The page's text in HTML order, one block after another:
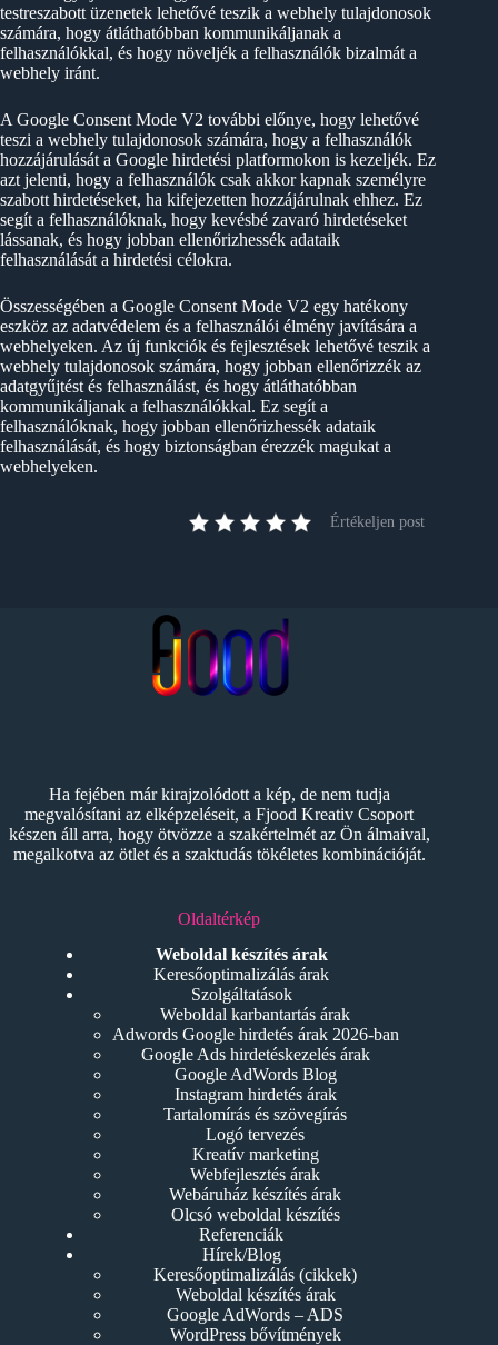
testreszabott üzenetek lehetővé teszik a webhely tulajdonosok
számára, hogy átláthatóbban kommunikáljanak a
felhasználókkal, és hogy növeljék a felhasználók bizalmát a
webhely iránt.
A Google Consent Mode V2 további előnye, hogy lehetővé
teszi a webhely tulajdonosok számára, hogy a felhasználók
hozzájárulását a Google hirdetési platformokon is kezeljék. Ez
azt jelenti, hogy a felhasználók csak akkor kapnak személyre
szabott hirdetéseket, ha kifejezetten hozzájárulnak ehhez. Ez
segít a felhasználóknak, hogy kevésbé zavaró hirdetéseket
lássanak, és hogy jobban ellenőrizhessék adataik
felhasználását a hirdetési célokra.
Összességében a Google Consent Mode V2 egy hatékony
eszköz az adatvédelem és a felhasználói élmény javítására a
webhelyeken. Az új funkciók és fejlesztések lehetővé teszik a
webhely tulajdonosok számára, hogy jobban ellenőrizzék az
adatgyűjtést és felhasználást, és hogy átláthatóbban
kommunikáljanak a felhasználókkal. Ez segít a
felhasználóknak, hogy jobban ellenőrizhessék adataik
felhasználását, és hogy biztonságban érezzék magukat a
webhelyeken.
Értékeljen post
Ha fejében már kirajzolódott a kép, de nem tudja
megvalósítani az elképzeléseit, a Fjood Kreativ Csoport
készen áll arra, hogy ötvözze a szakértelmét az Ön álmaival,
megalkotva az ötlet és a szaktudás tökéletes kombinációját.
Oldaltérkép
Weboldal készítés árak
Keresőoptimalizálás árak
Szolgáltatások
Weboldal karbantartás árak
Adwords Google hirdetés árak 2026-ban
Google Ads hirdetéskezelés árak
Google AdWords Blog
Instagram hirdetés árak
Tartalomírás és szövegírás
Logó tervezés
Kreatív marketing
Webfejlesztés árak
Webáruház készítés árak
Olcsó weboldal készítés
Referenciák
Hírek/Blog
Keresőoptimalizálás (cikkek)
Weboldal készítés árak
Google AdWords – ADS
WordPress bővítmények